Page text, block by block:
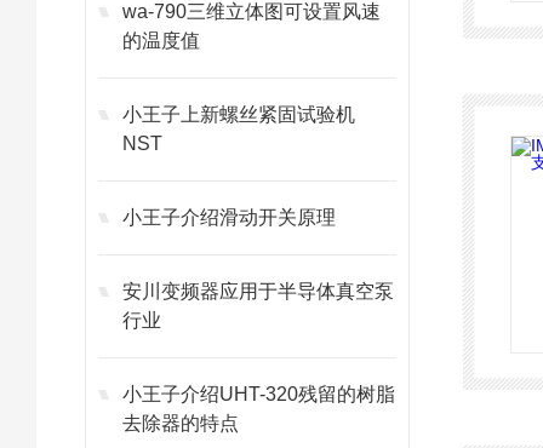
wa-790三维立体图可设置风速
的温度值
小王子上新螺丝紧固试验机
NST
小王子介绍滑动开关原理
安川变频器应用于半导体真空泵
行业
小王子介绍UHT-320残留的树脂
去除器的特点